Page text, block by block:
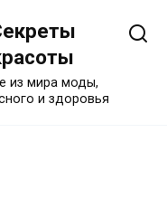
из мира моды,
и здоровья